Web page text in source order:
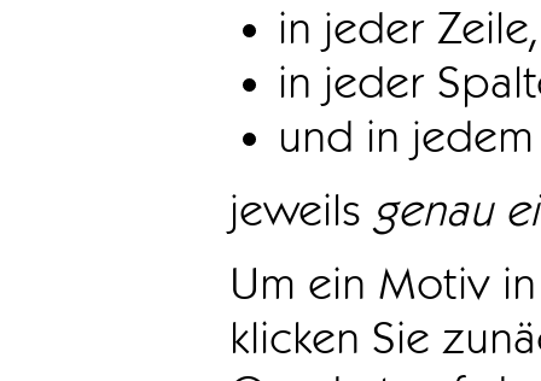
in jeder Zeile,
in jeder
und in
jeweils genau
Um ein Motiv
klicken Sie